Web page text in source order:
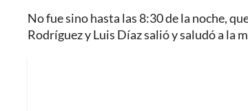
No fue sino hasta las 8:30 de la noche,
Rodríguez y Luis Díaz salió y saludó a la